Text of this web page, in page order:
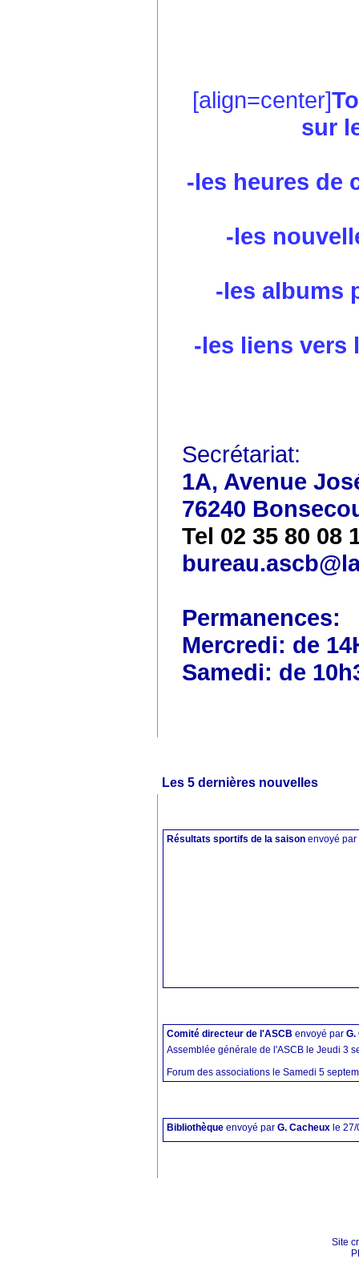
[align=center]
sur
-les heures de
-les
-les albums
-les liens vers
Secrétariat:
1A, Avenue
76240
Tel 02 35 80 08
Permanences:
Mercredi: de
Samedi: de
Les 5 dernières nouvelles
Résultats sportifs de la saison envoyé par
Comité directeur de l'ASCB envoyé par G.
Assemblée générale de l'ASCB le Jeudi 3
Forum des associations le Samedi 5
Bibliothèque envoyé par G. Cacheux le
Site